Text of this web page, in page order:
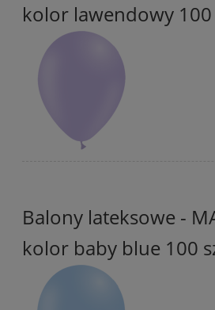
kolor lawendowy 100
Balony lateksowe -
kolor baby blue 100